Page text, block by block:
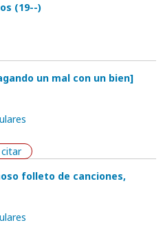
(19--)
un mal con un bien]
citar
folleto de canciones,